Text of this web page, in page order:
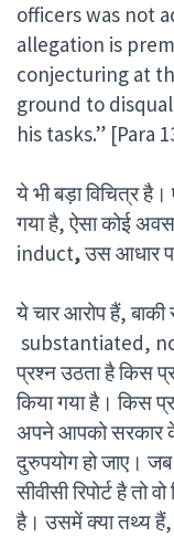
officers was not
allegation is
conjecturing at
ground to
his tasks.” [Para
ये भी बड़ा विचित्र है।
गया है, ऐसा कोई
induct,उस आधार
ये चार आरोप हैं,
substantiated,
प्रश्न उठता है किस
किया गया है। किस
अपने आपको सरकार
दुरुपयोग हो जाए।
सीवीसी रिपोर्ट है तो
है। उसमें क्या तथ्य हैं,